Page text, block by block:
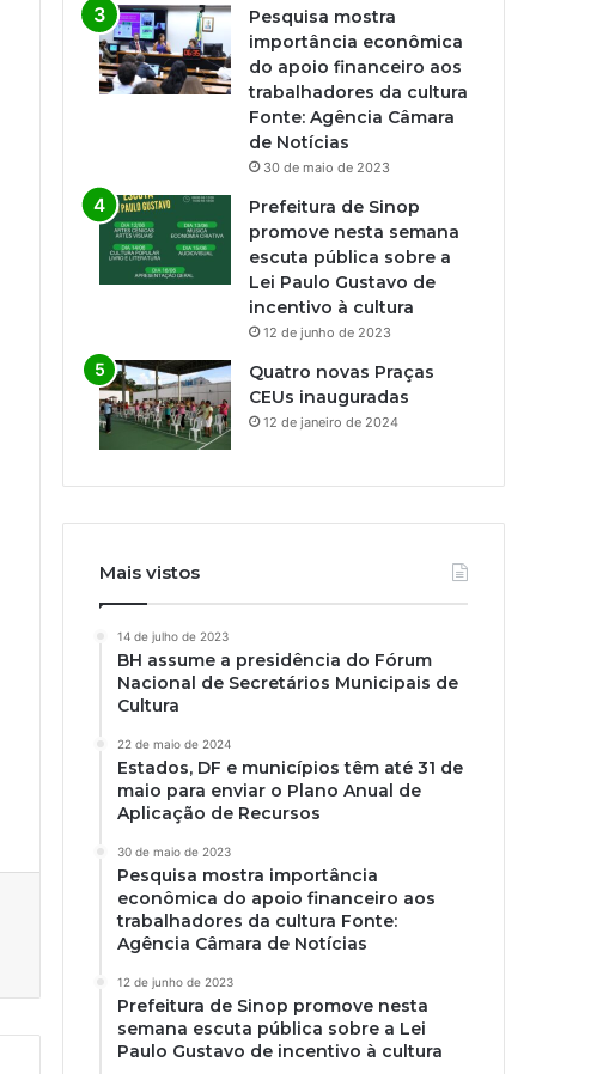
Pesquisa mostra
importância econômica
do apoio financeiro aos
trabalhadores da cultura
Fonte: Agência Câmara
de Notícias
30 de maio de 2023
Prefeitura de Sinop
promove nesta semana
escuta pública sobre a
Lei Paulo Gustavo de
incentivo à cultura
12 de junho de 2023
Quatro novas Praças
CEUs inauguradas
12 de janeiro de 2024
Mais vistos
14 de julho de 2023
BH assume a presidência do Fórum
Nacional de Secretários Municipais de
Cultura
22 de maio de 2024
Estados, DF e municípios têm até 31 de
maio para enviar o Plano Anual de
Aplicação de Recursos
30 de maio de 2023
Pesquisa mostra importância
econômica do apoio financeiro aos
trabalhadores da cultura Fonte:
Agência Câmara de Notícias
12 de junho de 2023
Prefeitura de Sinop promove nesta
semana escuta pública sobre a Lei
Paulo Gustavo de incentivo à cultura